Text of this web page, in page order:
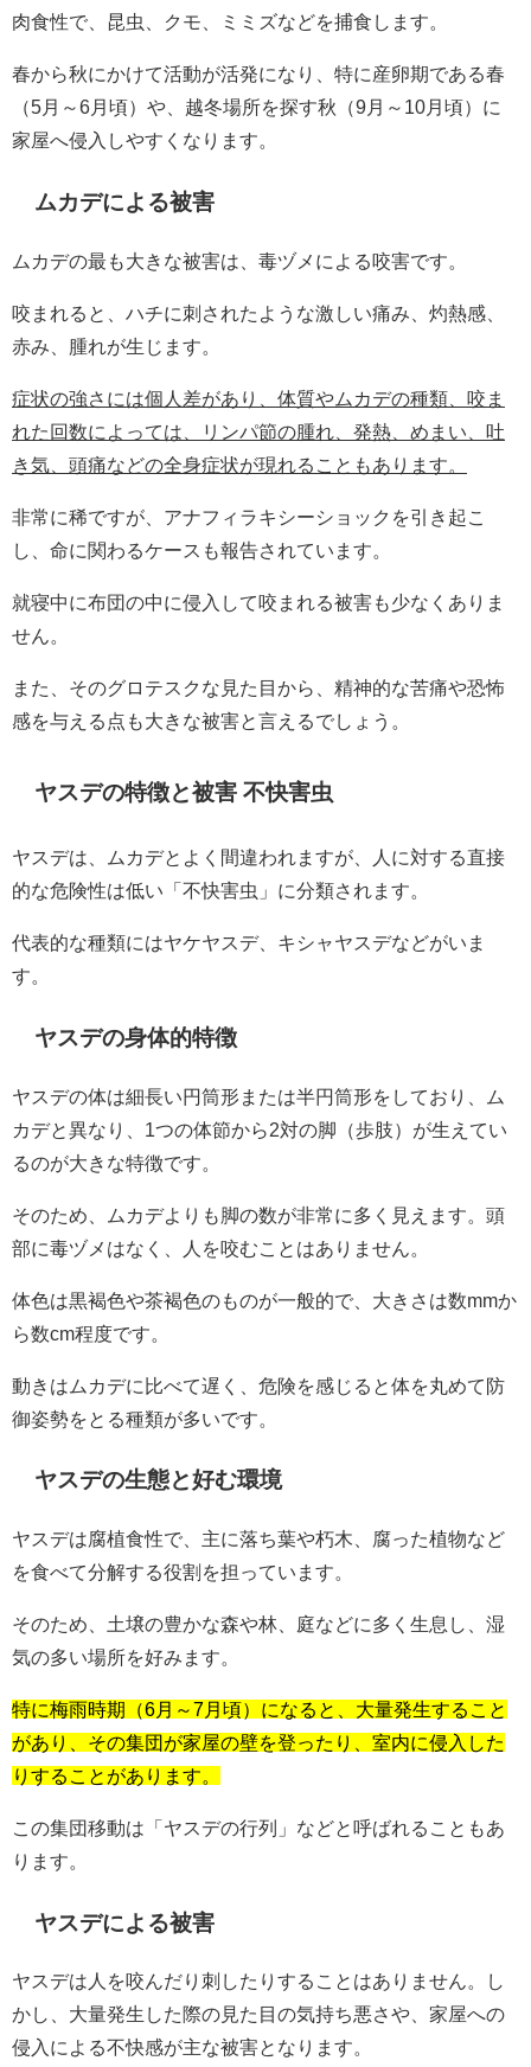
肉食性で、昆虫、クモ、ミミズなどを捕食します。
春から秋にかけて活動が活発になり、特に産卵期である春
（5月～6月頃）や、越冬場所を探す秋（9月～10月頃）に
家屋へ侵入しやすくなります。
ムカデによる被害
ムカデの最も大きな被害は、毒ヅメによる咬害です。
咬まれると、ハチに刺されたような激しい痛み、灼熱感、
赤み、腫れが生じます。
症状の強さには個人差があり、体質やムカデの種類、咬ま
れた回数によっては、リンパ節の腫れ、発熱、めまい、吐
き気、頭痛などの全身症状が現れることもあります。
非常に稀ですが、アナフィラキシーショックを引き起こ
し、命に関わるケースも報告されています。
就寝中に布団の中に侵入して咬まれる被害も少なくありま
せん。
また、そのグロテスクな見た目から、精神的な苦痛や恐怖
感を与える点も大きな被害と言えるでしょう。
ヤスデの特徴と被害 不快害虫
ヤスデは、ムカデとよく間違われますが、人に対する直接
的な危険性は低い「不快害虫」に分類されます。
代表的な種類にはヤケヤスデ、キシャヤスデなどがいま
す。
ヤスデの身体的特徴
ヤスデの体は細長い円筒形または半円筒形をしており、ム
カデと異なり、1つの体節から2対の脚（歩肢）が生えてい
るのが大きな特徴です。
そのため、ムカデよりも脚の数が非常に多く見えます。頭
部に毒ヅメはなく、人を咬むことはありません。
体色は黒褐色や茶褐色のものが一般的で、大きさは数mmか
ら数cm程度です。
動きはムカデに比べて遅く、危険を感じると体を丸めて防
御姿勢をとる種類が多いです。
ヤスデの生態と好む環境
ヤスデは腐植食性で、主に落ち葉や朽木、腐った植物など
を食べて分解する役割を担っています。
そのため、土壌の豊かな森や林、庭などに多く生息し、湿
気の多い場所を好みます。
特に梅雨時期（6月～7月頃）になると、大量発生すること
があり、その集団が家屋の壁を登ったり、室内に侵入した
りすることがあります。
この集団移動は「ヤスデの行列」などと呼ばれることもあ
ります。
ヤスデによる被害
ヤスデは人を咬んだり刺したりすることはありません。し
かし、大量発生した際の見た目の気持ち悪さや、家屋への
侵入による不快感が主な被害となります。